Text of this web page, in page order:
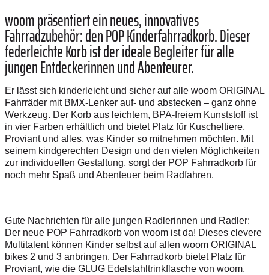
woom präsentiert ein neues, innovatives
Fahrradzubehör: den POP Kinderfahrradkorb. Dieser
federleichte Korb ist der ideale Begleiter für alle
jungen Entdeckerinnen und Abenteurer.
Er lässt sich kinderleicht und sicher auf alle woom ORIGINAL
Fahrräder mit BMX-Lenker auf- und abstecken – ganz ohne
Werkzeug. Der Korb aus leichtem, BPA-freiem Kunststoff ist
in vier Farben erhältlich und bietet Platz für Kuscheltiere,
Proviant und alles, was Kinder so mitnehmen möchten. Mit
seinem kindgerechten Design und den vielen Möglichkeiten
zur individuellen Gestaltung, sorgt der POP Fahrradkorb für
noch mehr Spaß und Abenteuer beim Radfahren.
Gute Nachrichten für alle jungen Radlerinnen und Radler:
Der neue POP Fahrradkorb von woom ist da! Dieses clevere
Multitalent können Kinder selbst auf allen woom ORIGINAL
bikes 2 und 3 anbringen. Der Fahrradkorb bietet Platz für
Proviant, wie die GLUG Edelstahltrinkflasche von woom,